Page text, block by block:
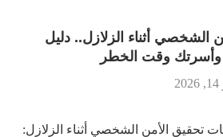
الشخصي أثناء الزلازل.. دليل
وقت الخطر
تحقيق الأمن الشخصي أثناء الزلازل: